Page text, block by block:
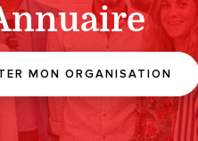
MON ORGANISATION